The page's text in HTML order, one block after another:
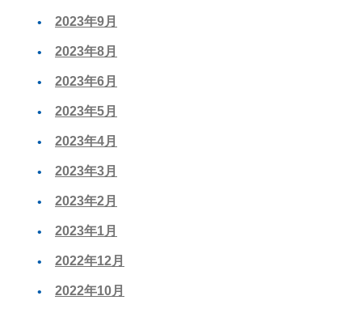
2023年9月
2023年8月
2023年6月
2023年5月
2023年4月
2023年3月
2023年2月
2023年1月
2022年12月
2022年10月